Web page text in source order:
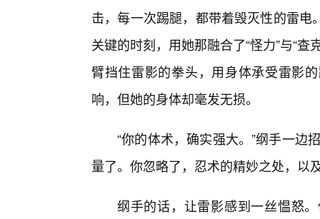
击，每一次踢腿，都带着毁灭性的雷
关键的时刻，用她那融合了“怪力”与“
臂挡住雷影的拳头，用身体承受雷影
响，但她的身体却毫发无损。
“你的体术，确实强大。”纲手一边
量了。你忽略了，忍术的精妙之处，以
纲手的话，让雷影感到一丝愠怒